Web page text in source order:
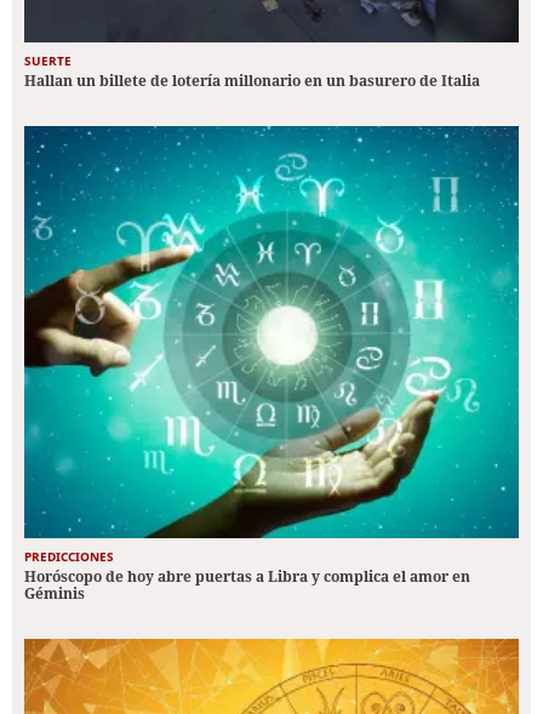
SUERTE
Hallan un billete de lotería millonario en un basurero de Italia
PREDICCIONES
Horóscopo de hoy abre puertas a Libra y complica el amor en
Géminis